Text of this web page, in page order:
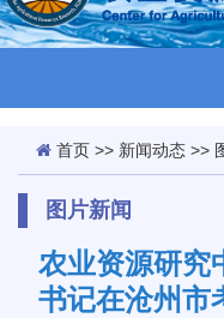
首页 >> 新闻动态 >>
图片新闻
农业资源研究
书记在沧州市